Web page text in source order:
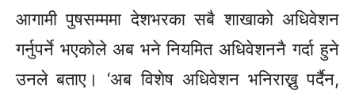
आगामी पुषसम्ममा देशभरका सबै शाखाको अधिवेशन
गर्नुपर्ने भएकोले अब भने नियमित अधिवेशननै गर्दा हुने
उनले बताए। ‘अब विशेष अधिवेशन भनिराख्नु पर्दैन,